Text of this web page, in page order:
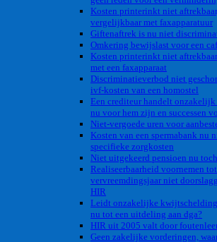
Kosten printerinkt niet
vergelijkbaar met faxapparatuur
Giftenaftrek is nu niet
Omkering bewijslast voor een
Kosten printerinkt niet
met een faxapparaat
Discriminatieverbod niet
ivf-kosten van een homostel
Een crediteur handelt onzakelijk
nu voor hem zijn en successen
Niet-vergoede uren voor
Kosten van een spermabank nu
specifieke zorgkosten
Niet uitgekeerd pensioen nu
Realiseerbaarheid voornemen
vervreemdingsjaar niet
HIR
Leidt onzakelijke
nu tot een uitdeling aan dga?
HIR uit 2005 valt door
Geen zakelijke vorderingen,